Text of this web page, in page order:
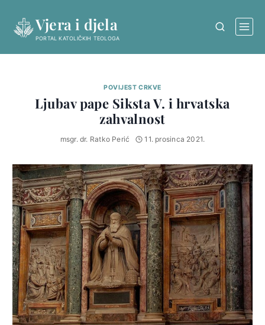
content
Vjera i djela
PORTAL KATOLIČKIH TEOLOGA
POVIJEST CRKVE
Ljubav pape Siksta V. i hrvatska
zahvalnost
msgr. dr. Ratko Perić 11. prosinca 2021.